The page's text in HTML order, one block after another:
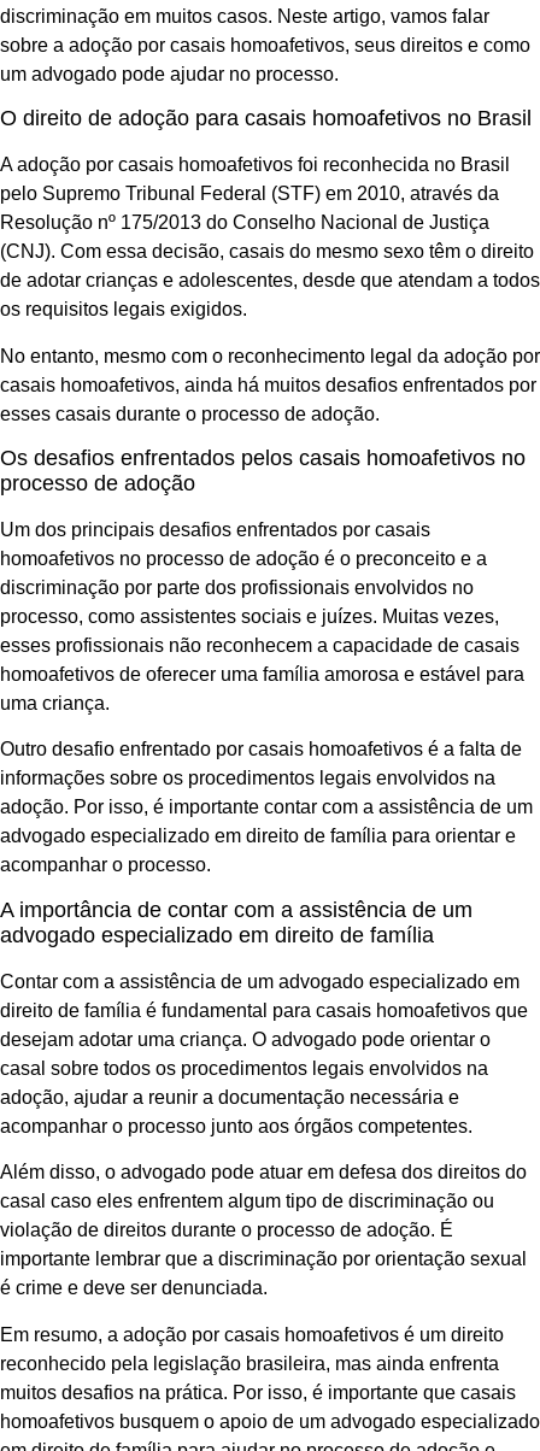
discriminação em muitos casos. Neste artigo, vamos falar
sobre a adoção por casais homoafetivos, seus direitos e como
um advogado pode ajudar no processo.
O direito de adoção para casais homoafetivos no Brasil
A adoção por casais homoafetivos foi reconhecida no Brasil
pelo Supremo Tribunal Federal (STF) em 2010, através da
Resolução nº 175/2013 do Conselho Nacional de Justiça
(CNJ). Com essa decisão, casais do mesmo sexo têm o direito
de adotar crianças e adolescentes, desde que atendam a todos
os requisitos legais exigidos.
No entanto, mesmo com o reconhecimento legal da adoção por
casais homoafetivos, ainda há muitos desafios enfrentados por
esses casais durante o processo de adoção.
Os desafios enfrentados pelos casais homoafetivos no
processo de adoção
Um dos principais desafios enfrentados por casais
homoafetivos no processo de adoção é o preconceito e a
discriminação por parte dos profissionais envolvidos no
processo, como assistentes sociais e juízes. Muitas vezes,
esses profissionais não reconhecem a capacidade de casais
homoafetivos de oferecer uma família amorosa e estável para
uma criança.
Outro desafio enfrentado por casais homoafetivos é a falta de
informações sobre os procedimentos legais envolvidos na
adoção. Por isso, é importante contar com a assistência de um
advogado especializado em direito de família para orientar e
acompanhar o processo.
A importância de contar com a assistência de um
advogado especializado em direito de família
Contar com a assistência de um advogado especializado em
direito de família é fundamental para casais homoafetivos que
desejam adotar uma criança. O advogado pode orientar o
casal sobre todos os procedimentos legais envolvidos na
adoção, ajudar a reunir a documentação necessária e
acompanhar o processo junto aos órgãos competentes.
Além disso, o advogado pode atuar em defesa dos direitos do
casal caso eles enfrentem algum tipo de discriminação ou
violação de direitos durante o processo de adoção. É
importante lembrar que a discriminação por orientação sexual
é crime e deve ser denunciada.
Em resumo, a adoção por casais homoafetivos é um direito
reconhecido pela legislação brasileira, mas ainda enfrenta
muitos desafios na prática. Por isso, é importante que casais
homoafetivos busquem o apoio de um advogado especializado